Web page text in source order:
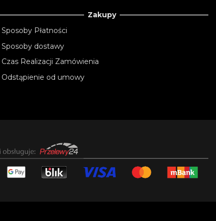
Zakupy
Sposoby Płatności
Sposoby dostawy
Czas Realizacji Zamówienia
Odstąpienie od umowy